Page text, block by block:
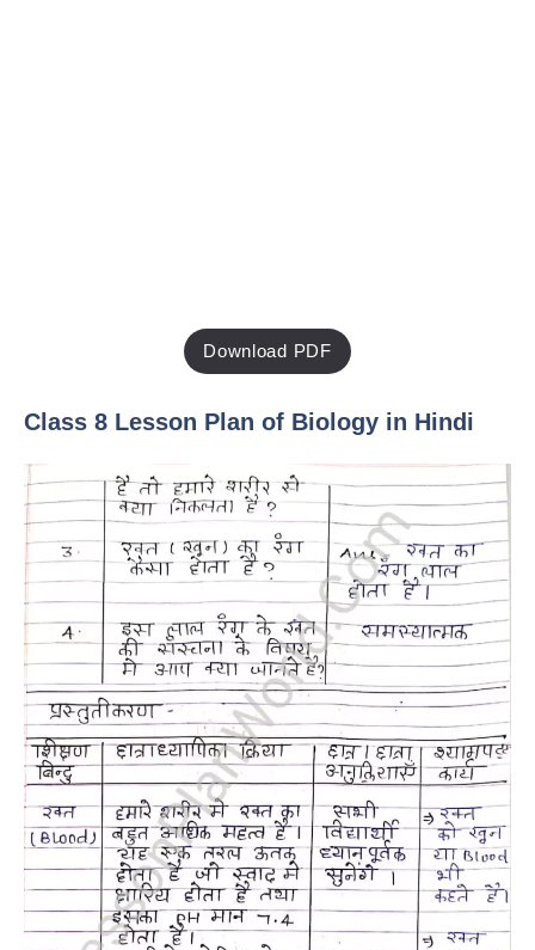
Download PDF
Class 8 Lesson Plan of Biology in Hindi